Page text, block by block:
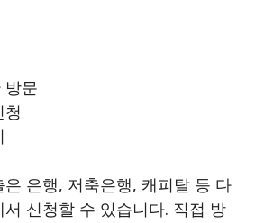
방문
청
은행, 저축은행, 캐피탈 등 다
신청할 수 있습니다. 직접 방